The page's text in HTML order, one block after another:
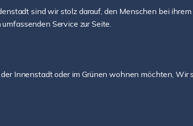
sind wir stolz darauf, den Menschen bei
Service zur Seite.
Innenstadt oder im Grünen wohnen möchten, Wir